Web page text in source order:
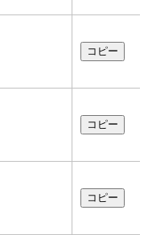
コピー
コピー
コピー